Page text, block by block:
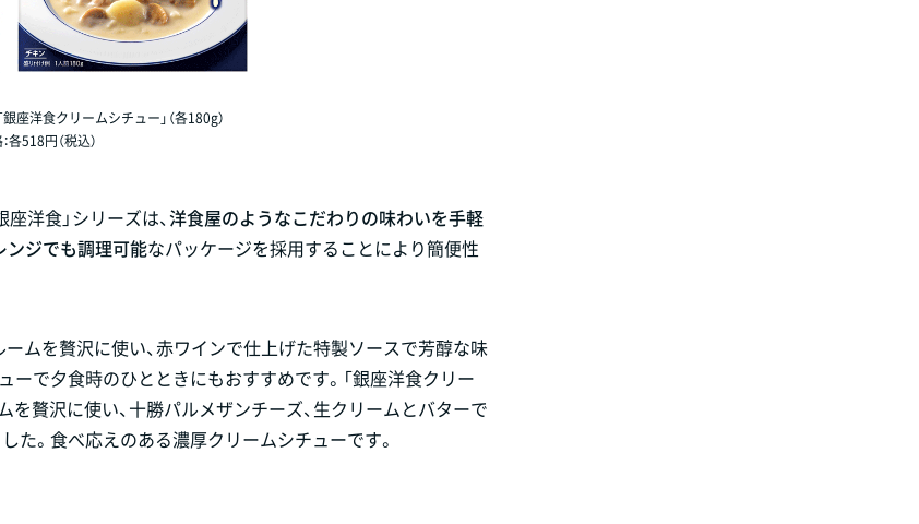
座洋食クリームシチュー」（各180g）
各518円（税込）
洋食」シリーズは、洋食屋のようなこだわりの味わいを手軽
ンジでも調理可能なパッケージを採用することにより簡便性
ームを贅沢に使い、赤ワインで仕上げた特製ソースで芳醇な味
で夕食時のひとときにもおすすめです。「銀座洋食クリー
を贅沢に使い、十勝パルメザンチーズ、生クリームとバターで
。食べ応えのある濃厚クリームシチューです。